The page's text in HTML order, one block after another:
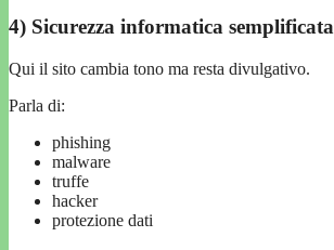
4) Sicurezza informatica semplificata
Qui il sito cambia tono ma resta divulgativo.
Parla di:
phishing
malware
truffe
hacker
protezione dati